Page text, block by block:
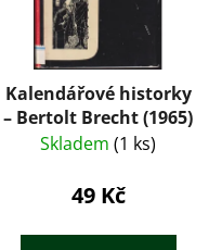
Kalendářové historky
– Bertolt Brecht (1965)
Skladem (1 ks)
49 Kč